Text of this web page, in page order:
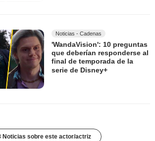
Noticias - Cadenas
'WandaVision': 10 preguntas
que deberían responderse al
final de temporada de la
serie de Disney+
Noticias sobre este actor/actriz